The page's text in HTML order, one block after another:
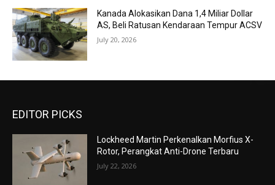
Kanada Alokasikan Dana 1,4 Miliar Dollar
AS, Beli Ratusan Kendaraan Tempur ACSV
July 20, 2026
EDITOR PICKS
Lockheed Martin Perkenalkan Morfius X-
Rotor, Perangkat Anti-Drone Terbaru
July 22, 2026